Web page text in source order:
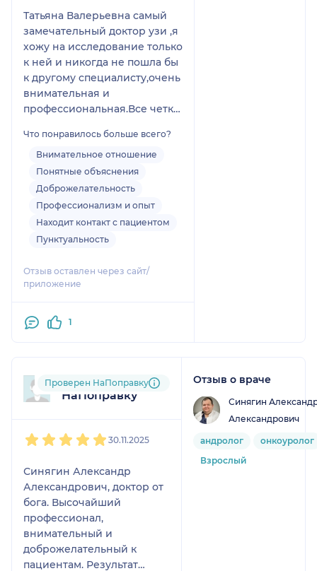
Татьяна Валерьевна самый
замечательный доктор узи ,я
хожу на исследование только
к ней и никогда не пошла бы
к другому специалисту,очень
внимательная и
профессиональная.Все четко
исследования,просто
лучшая!!!!Всегжа только к ней
и ни к кому более!!!!
Что понравилось больше всего?
Внимательное отношение
Понятные объяснения
Доброжелательность
Профессионализм и опыт
Находит контакт с пациентом
Пунктуальность
Отзыв оставлен через сайт/
приложение
1
Пользователь
НаПоправку
Проверен НаПоправку
30.11.2025
Синягин Александр
Александрович, доктор от
бога. Высочайший
профессионал,
внимательный и
доброжелательный к
пациентам. Результат
Отзыв о враче
Синягин
Александрович
андролог
онкоуролог
Взрослый